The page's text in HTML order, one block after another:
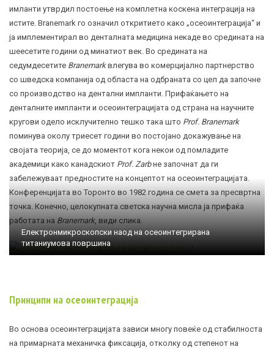
имланти утврдил постоење на комплетна коскена интеграција на
истите. Branemark го означил откритието како „осеоинтеграција“ и
ја имплементирал во денталната медицина некаде во средината на
шеесетите години од минатиот век. Во средината на
седумдесетите Branemarkвлегува во комерцијално партнерство
со шведска компанија од областа на одбраната со цел да започне
со производство на дентални импланти. Прифаќањето на
денталните импланти и осеоинтеграцијата од страна на научните
кругови одело исклучително тешко така што Prof. Branemark
поминува околу триесет години во постојано докажување на
својата теорија, се до моментот кога некои од помладите
академици како канадскиот Prof. Zarbне започнат да ги
забележуваат предностите на концептот на осеоинтеграцијата.
Конференцијата во Торонто во 1982 година се смета за пресвртна
точка. Конечно, целокупната светска научна мисла ја прифаќа
работата на Branemark, види слика.
Електронмикроскопски наод на осеоинтeгрирана
титаниумова површина
Принципи на осеоинтеграција
Во основа осеоинтеграцијата зависи многу повеќе од стабилноста
на примарната механичка фиксација, отколку од степенот на